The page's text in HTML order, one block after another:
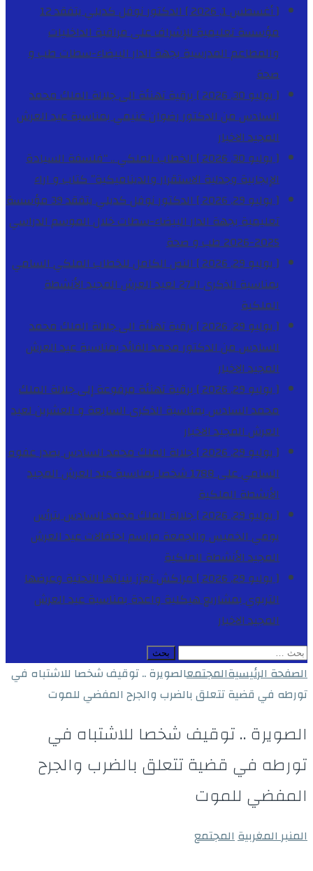
[ أغسطس 1, 2026 ]
الدكتور نوفل كديلي يتفقد 12
مؤسسة تعليمية للإشراف على مراقبة الداخليات
والمطاعم المدرسية بجهة الدار البيضاء-سطاتطب و
صحة
[ يوليو 30, 2026 ]
برقية تهنئة الى جلالة الملك محمد
السادس من الدكتور رضوان غنيمي بمناسبة عيد العرش
المجيدالاخبار
[ يوليو 30, 2026 ]
الخطاب الملكي .. “فلسفة السيادة
الإيجابية وجدلية الاستقرار والديناميكية”كتاب و اراء
[ يوليو 29, 2026 ]
الدكتور نوفل كديلي يتفقد 39 مؤسسة
تعليمية بجهة الدار البيضاء-سطات خلال الموسم الدراسي
2025-2026
طب و صحة
[ يوليو 29, 2026 ]
النص الكامل للخطاب الملكي السامي
بمناسبة الذكرى الـ27 لعيد العرش المجيد
الأنشطة
الملكية
[ يوليو 29, 2026 ]
برقية تهنئة الى جلالة الملك محمد
السادس من الدكتور محمد الفائد بمناسبة عيد العرش
المجيدالاخبار
[ يوليو 29, 2026 ]
برقية تهنئة مرفوعة إلى جلالة الملك
محمد السادس بمناسبة الذكرى السابعة و العشرين لعيد
العرش المجيدالاخبار
[ يوليو 29, 2026 ]
جلالة الملك محمد السادس يصدر عفوه
السامي على 1788 شخصا بمناسبة عيد العرش المجيد
الأنشطة الملكية
[ يوليو 29, 2026 ]
جلالة الملك محمد السادس يترأس
يومي الخميس والجمعة مراسم احتفالات عيد العرش
المجيدالأنشطة الملكية
[ يوليو 29, 2026 ]
مراكش تعزز بنياتها التحتية وعرضها
التربوي بمشاريع هيكلية واعدة بمناسبة عيد العرش
المجيدالاخبار
البحث
عن:
الصفحة الرئيسيةالمجتمعالصويرة .. توقيف شخصا للاشتباه في
تورطه في قضية تتعلق بالضرب والجرح المفضي للموت
الصويرة .. توقيف شخصا للاشتباه في
تورطه في قضية تتعلق بالضرب والجرح
المفضي للموت
المنبر المغربيةالمجتمع